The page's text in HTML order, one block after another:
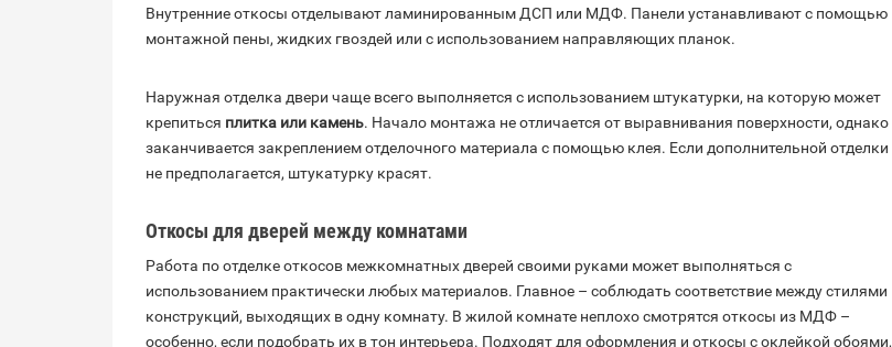
Внутренние откосы отделывают ламинированным ДСП или МДФ. Панели устанавливают с помощью
монтажной пены, жидких гвоздей или с использованием направляющих планок.
Наружная отделка двери чаще всего выполняется с использованием штукатурки, на которую может
крепиться плитка или камень. Начало монтажа не отличается от выравнивания поверхности, однако
заканчивается закреплением отделочного материала с помощью клея. Если дополнительной отделки
не предполагается, штукатурку красят.
Откосы для дверей между комнатами
Работа по отделке откосов межкомнатных дверей своими руками может выполняться с
использованием практически любых материалов. Главное – соблюдать соответствие между стилями
конструкций, выходящих в одну комнату. В жилой комнате неплохо смотрятся откосы из МДФ –
особенно, если подобрать их в тон интерьера. Подходят для оформления и откосы с оклейкой обоями,